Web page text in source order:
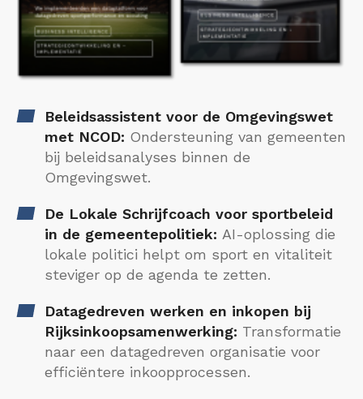
Beleidsassistent voor de Omgevingswet
met NCOD: Ondersteuning van gemeenten
bij beleidsanalyses binnen de
Omgevingswet.
De Lokale Schrijfcoach voor sportbeleid
in de gemeentepolitiek: AI-oplossing die
lokale politici helpt om sport en vitaliteit
steviger op de agenda te zetten.
Datagedreven werken en inkopen bij
Rijksinkoopsamenwerking: Transformatie
naar een datagedreven organisatie voor
efficiëntere inkoopprocessen.